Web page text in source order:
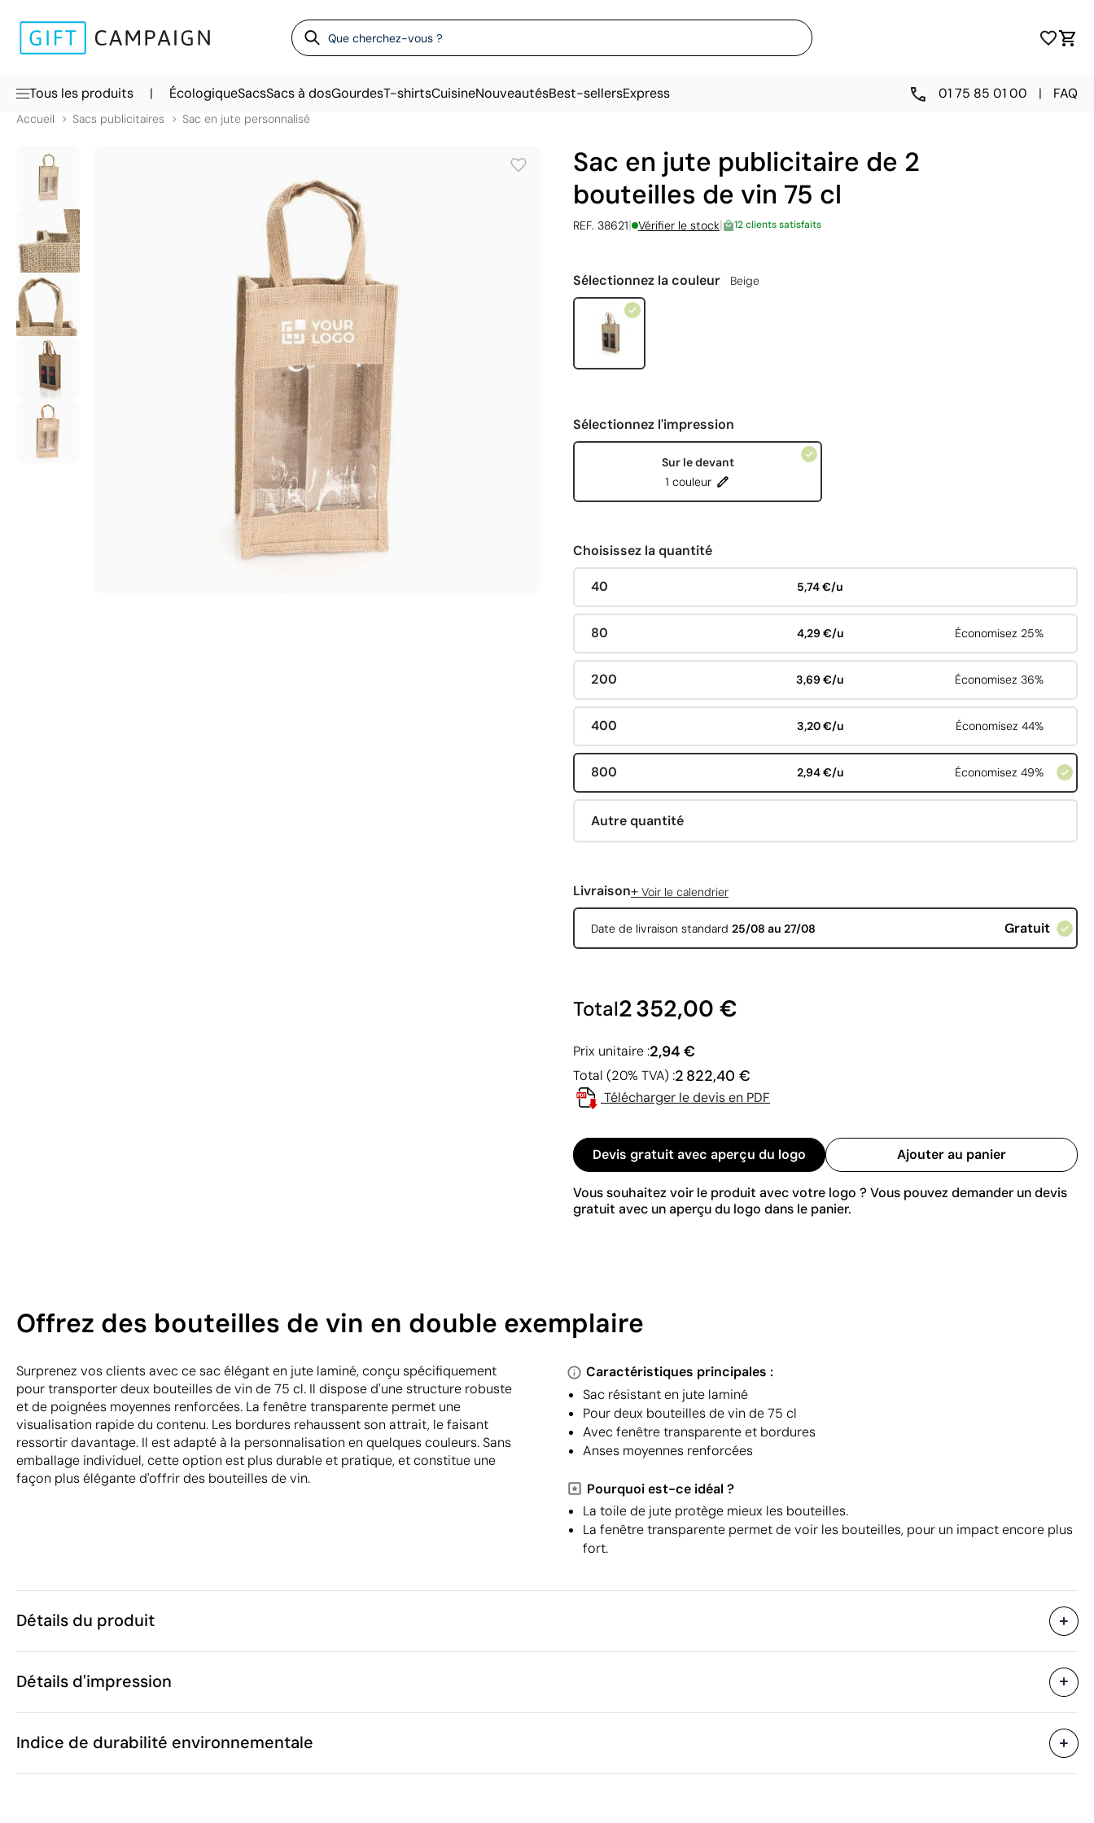
Tous les produits | ÉcologiqueSacsSacs à dosGourdesT-shirtsCuisineNouveautésBest-sellersExpress 01 75 85 01 00 | FAQ
Accueil Sacs publicitaires Sac en jute personnalisé
Sac en jute publicitaire de 2
bouteilles de vin 75 cl
REF. 38621| Vérifier le stock| 12 clients satisfaits
Sélectionnez la couleur Beige
Sélectionnez l'impression
Sur le devant
1 couleur
Choisissez la quantité
40 5,74 €/u
80 4,29 €/u Économisez 25%
200 3,69 €/u Économisez 36%
400 3,20 €/u Économisez 44%
800 2,94 €/u Économisez 49%
Autre quantité
Livraison+ Voir le calendrier
Date de livraison standard 25/08 au 27/08 Gratuit
Total2 352,00 €
Prix unitaire :2,94 €
Total (20% TVA) :2 822,40 €
Télécharger le devis en PDF
Devis gratuit avec aperçu du logo Ajouter au panier
Vous souhaitez voir le produit avec votre logo ? Vous pouvez demander un devis
gratuit avec un aperçu du logo dans le panier.
Offrez des bouteilles de vin en double exemplaire
Surprenez vos clients avec ce sac élégant en jute laminé, conçu spécifiquement
pour transporter deux bouteilles de vin de 75 cl. Il dispose d'une structure robuste
et de poignées moyennes renforcées. La fenêtre transparente permet une
visualisation rapide du contenu. Les bordures rehaussent son attrait, le faisant
ressortir davantage. Il est adapté à la personnalisation en quelques couleurs. Sans
emballage individuel, cette option est plus durable et pratique, et constitue une
façon plus élégante d'offrir des bouteilles de vin.
Caractéristiques principales :
Sac résistant en jute laminé
Pour deux bouteilles de vin de 75 cl
Avec fenêtre transparente et bordures
Anses moyennes renforcées
Pourquoi est-ce idéal ?
La toile de jute protège mieux les bouteilles.
La fenêtre transparente permet de voir les bouteilles, pour un impact encore plus
fort.
Détails du produit
Caractéristiques
Code du produit
Poids
135 g
Matière
Jute
Emballage
Dimensions de la boîte extérieure
Détails d'impression
Indice de durabilité environnementale